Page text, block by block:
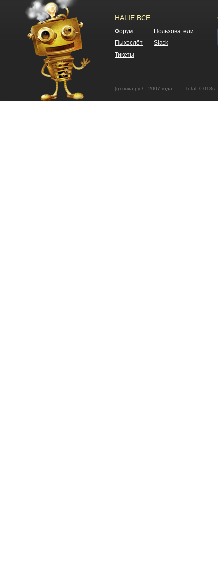
НАШЕ ВСЕ
Форум
Пользователи
Пыхослёт
Slack
Тикеты
(ц) пыха.ру / с 2007 года Total: